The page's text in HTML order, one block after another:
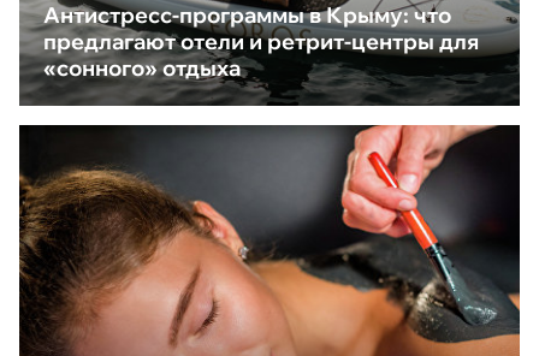
Антистресс-программы в Крыму: что
предлагают отели и ретрит-центры для
«сонного» отдыха